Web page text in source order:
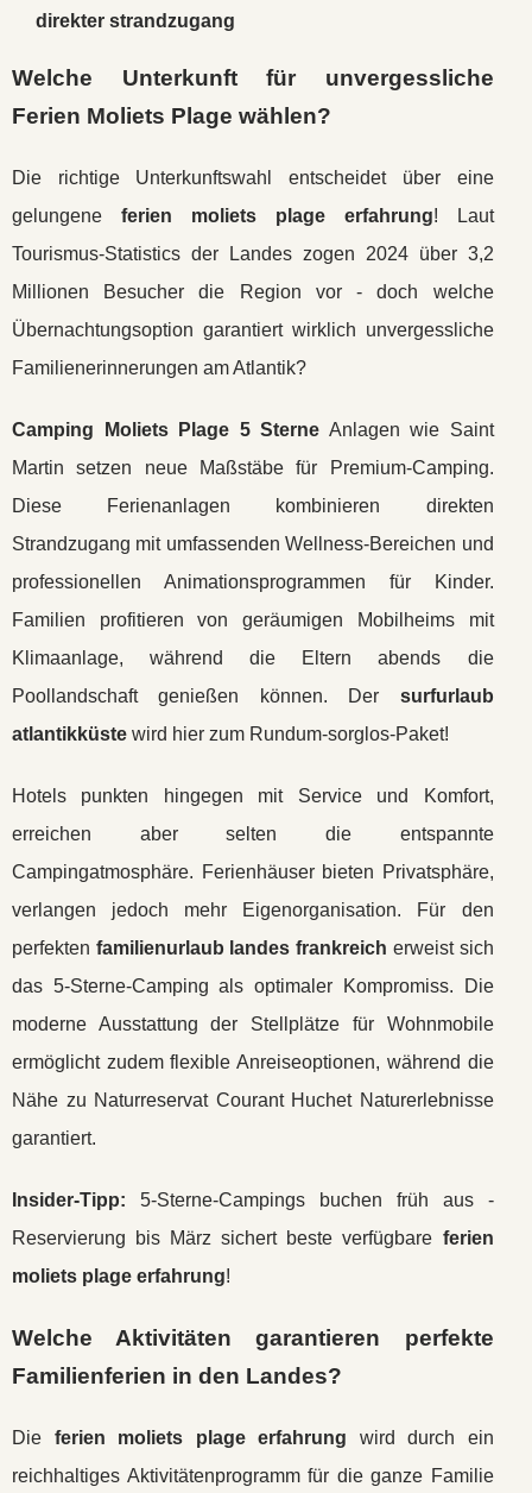
direkter strandzugang
Welche Unterkunft für unvergessliche
Ferien Moliets Plage wählen?
Die richtige Unterkunftswahl entscheidet über eine
gelungene ferien moliets plage erfahrung! Laut
Tourismus-Statistics der Landes zogen 2024 über 3,2
Millionen Besucher die Region vor - doch welche
Übernachtungsoption garantiert wirklich unvergessliche
Familienerinnerungen am Atlantik?
Camping Moliets Plage 5 Sterne Anlagen wie Saint
Martin setzen neue Maßstäbe für Premium-Camping.
Diese Ferienanlagen kombinieren direkten
Strandzugang mit umfassenden Wellness-Bereichen und
professionellen Animationsprogrammen für Kinder.
Familien profitieren von geräumigen Mobilheims mit
Klimaanlage, während die Eltern abends die
Poollandschaft genießen können. Der surfurlaub
atlantikküste wird hier zum Rundum-sorglos-Paket!
Hotels punkten hingegen mit Service und Komfort,
erreichen aber selten die entspannte
Campingatmosphäre. Ferienhäuser bieten Privatsphäre,
verlangen jedoch mehr Eigenorganisation. Für den
perfekten familienurlaub landes frankreich erweist sich
das 5-Sterne-Camping als optimaler Kompromiss. Die
moderne Ausstattung der Stellplätze für Wohnmobile
ermöglicht zudem flexible Anreiseoptionen, während die
Nähe zu Naturreservat Courant Huchet Naturerlebnisse
garantiert.
Insider-Tipp: 5-Sterne-Campings buchen früh aus -
Reservierung bis März sichert beste verfügbare ferien
moliets plage erfahrung!
Welche Aktivitäten garantieren perfekte
Familienferien in den Landes?
Die ferien moliets plage erfahrung wird durch ein
reichhaltiges Aktivitätenprogramm für die ganze Familie